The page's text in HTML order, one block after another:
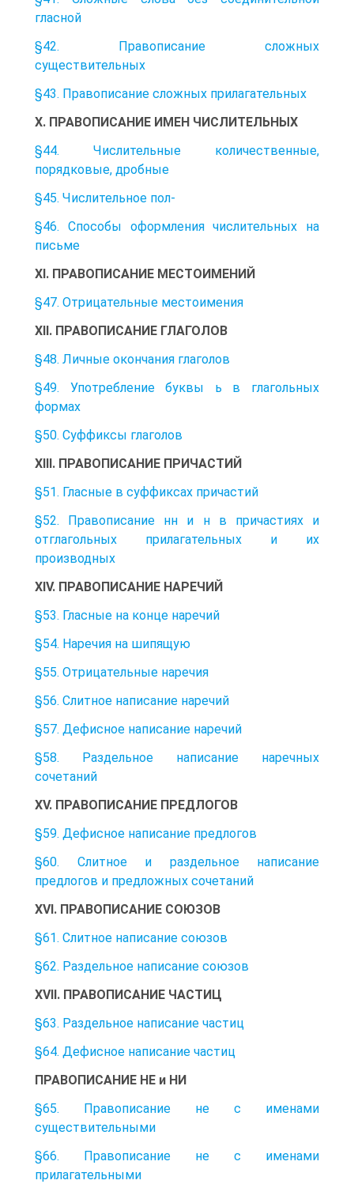
гласной
§42. Правописание сложных
существительных
§43. Правописание сложных прилагательных
X. ПРАВОПИСАНИЕ ИМЕН ЧИСЛИТЕЛЬНЫХ
§44. Числительные количественные,
порядковые, дробные
§45. Числительное пол-
§46. Способы оформления числительных на
письме
XI. ПРАВОПИСАНИЕ МЕСТОИМЕНИЙ
§47. Отрицательные местоимения
XII. ПРАВОПИСАНИЕ ГЛАГОЛОВ
§48. Личные окончания глаголов
§49. Употребление буквы ь в глагольных
формах
§50. Суффиксы глаголов
XIII. ПРАВОПИСАНИЕ ПРИЧАСТИЙ
§51. Гласные в суффиксах причастий
§52. Правописание нн и н в причастиях и
отглагольных прилагательных и их
производных
XIV. ПРАВОПИСАНИЕ НАРЕЧИЙ
§53. Гласные на конце наречий
§54. Наречия на шипящую
§55. Отрицательные наречия
§56. Слитное написание наречий
§57. Дефисное написание наречий
§58. Раздельное написание наречных
сочетаний
XV. ПРАВОПИСАНИЕ ПРЕДЛОГОВ
§59. Дефисное написание предлогов
§60. Слитное и раздельное написание
предлогов и предложных сочетаний
XVI. ПРАВОПИСАНИЕ СОЮЗОВ
§61. Слитное написание союзов
§62. Раздельное написание союзов
XVII. ПРАВОПИСАНИЕ ЧАСТИЦ
§63. Раздельное написание частиц
§64. Дефисное написание частиц
ПРАВОПИСАНИЕ НЕ и НИ
§65. Правописание не с именами
существительными
§66. Правописание не с именами
прилагательными